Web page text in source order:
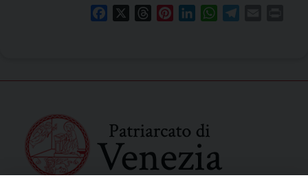
Facebook ThreadsPinterestLinkedInWhatsApp